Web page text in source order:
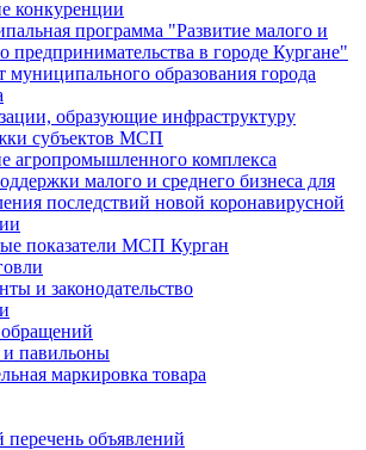
конкуренции
программа "Развитие малого и
предпринимательства в городе Кургане"
муниципального образования города
образующие инфраструктуру
субъектов МСП
агропромышленного комплекса
малого и среднего бизнеса для
последствий новой коронавирусной
показатели МСП Курган
и законодательство
павильоны
маркировка товара
объявлений